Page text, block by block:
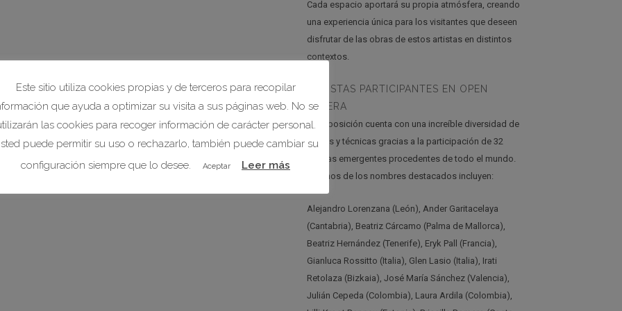
Cada espacio aportará su propia atmósfera, creando
una experiencia única para los visitantes que deseen
disfrutar de las obras de estos artistas en distintos
contextos.
ARTISTAS PARTICIPANTES EN OPEN
ITINERA
La exposición cuenta con una increíble diversidad de
estilos y técnicas gracias a la participación de 32
artistas emergentes procedentes de todo el mundo.
Algunos de los nombres destacados incluyen:
Alejandro Lorenzana (León), Ander Garitacelaya
(Cantabria), Beatriz Cárcamo (Palma de Mallorca),
Beatriz Hernández (Tenerife), Eryk Pall (Francia),
Gianluca Rossitto (Italia), Glen Lasio (Italia), Irati
Retolaza (Bizkaia), José María Sánchez (Valencia),
Julián Cepeda (Colombia), Laura Ardila (Colombia),
Este sitio utiliza cookies propias y de terceros para recopilar
que ayuda a optimizar su visita a sus páginas web. No se
las cookies para recoger información de carácter personal.
puede permitir su uso o rechazarlo, también puede cambiar su
configuración siempre que lo desee.
Aceptar Leer más